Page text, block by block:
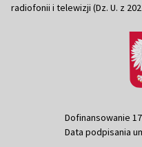
radiofonii i telewizji (Dz. U. z
Dofinansowanie
Data podpisania